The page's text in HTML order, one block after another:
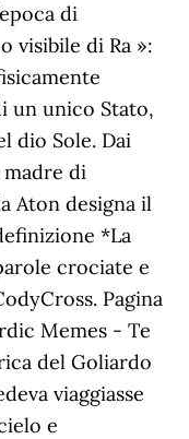
di
visibile di Ra »:
un unico Stato,
dio Sole. Dai
di
Aton designa il
*La
crociate e
Pagina
Memes - Te
del Goliardo
viaggiasse
e